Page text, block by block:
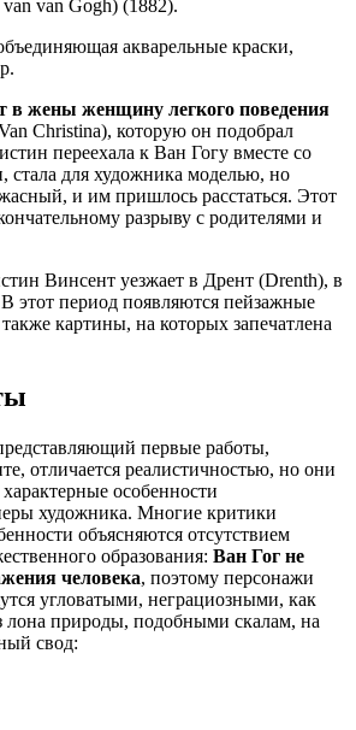
van Gogh) (1882).
акварельные краски,
в жены женщину легкого поведения
Christina), которую он подобрал
переехала к Ван Гогу вместе со
стала для художника моделью, но
и им пришлось расстаться. Этот
разрыву с родителями и
Винсент уезжает в Дрент (Drenth), в
этот период появляются пейзажные
картины, на которых запечатлена
первые работы,
отличается реалистичностью, но они
особенности
художника. Многие критики
объясняются отсутствием
образования: Ван Гог не
человека, поэтому персонажи
угловатыми, неграциозными, как
природы, подобными скалам, на
свод: